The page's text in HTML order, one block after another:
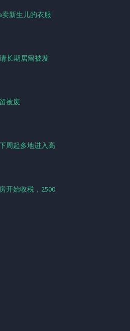
卖新生儿的衣服
长期居留被发
被废
周起多地进入高
开始收税，2500